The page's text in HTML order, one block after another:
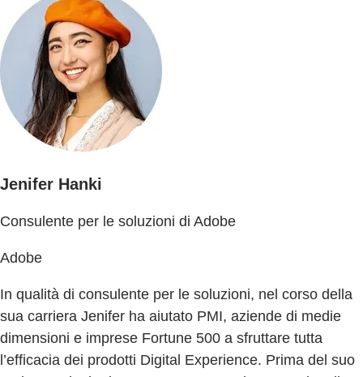
Jenifer Hanki
Consulente per le soluzioni di Adobe
Adobe
In qualità di consulente per le soluzioni, nel corso della
sua carriera Jenifer ha aiutato PMI, aziende di medie
dimensioni e imprese Fortune 500 a sfruttare tutta
l’efficacia dei prodotti Digital Experience. Prima del suo